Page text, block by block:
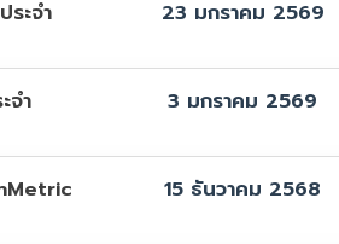
ะจำ 23 มกราคม 2569
จำ 3 มกราคม 2569
15 ธันวาคม 2568